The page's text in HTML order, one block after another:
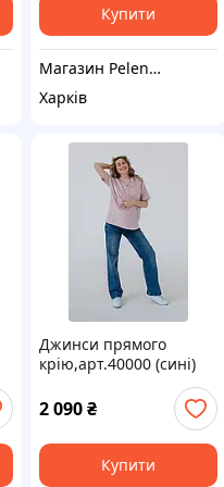
Купити
Магазин Pelenki_kh
Харків
Джинси прямого
крію,арт.40000 (сині)
2 090 ₴
Купити